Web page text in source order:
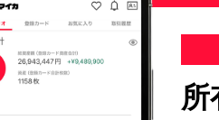
所